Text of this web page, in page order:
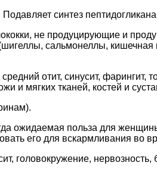
синтез
не продуцирующие и
сальмонеллы,
отит, синусит, фарингит,
и мягких тканей, костей и
ожидаемая польза для
его для вскармливания во
головокружение,